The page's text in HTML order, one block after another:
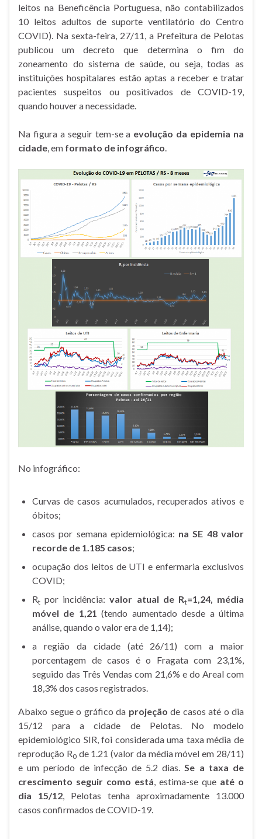
leitos na Beneficência Portuguesa, não contabilizados
10 leitos adultos de suporte ventilatório do Centro
COVID). Na sexta-feira, 27/11, a Prefeitura de Pelotas
publicou um decreto que determina o fim do
zoneamento do sistema de saúde, ou seja, todas as
instituições hospitalares estão aptas a receber e tratar
pacientes suspeitos ou positivados de COVID-19,
quando houver a necessidade.
Na figura a seguir tem-se a evolução da epidemia na
cidade, em formato de infográfico.
No infográfico:
Curvas de casos acumulados, recuperados ativos e
óbitos;
casos por semana epidemiológica: na SE 48 valor
recorde de 1.185 casos;
ocupação dos leitos de UTI e enfermaria exclusivos
COVID;
Rt por incidência:valor atual de Rt=1,24, média
móvel de 1,21(tendo aumentado desde a última
análise, quando o valor era de 1,14);
a região da cidade (até 26/11) com a maior
porcentagem de casos é o Fragata com 23,1%,
seguido das Três Vendas com 21,6% e do Areal com
18,3% dos casos registrados.
Abaixo segue o gráfico da projeção de casos até o dia
15/12 para a cidade de Pelotas. No modelo
epidemiológico SIR, foi considerada uma taxa média de
reprodução R0de 1.21 (valor da média móvel em 28/11)
e um período de infecção de 5.2 dias. Se a taxa de
crescimento seguir como está , estima-se que até o
dia
15/12 , Pelotas tenha aproximadamente 13.000
casos confirmados de COVID-19.